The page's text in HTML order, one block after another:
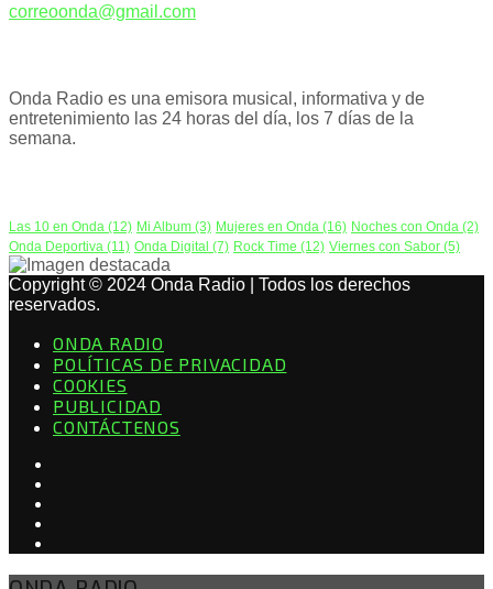
correoonda@gmail.com
Onda Radio es una emisora musical, informativa y de
entretenimiento las 24 horas del día, los 7 días de la
semana.
Las 10 en Onda (12) Mi Album (3) Mujeres en Onda (16) Noches con Onda (2)
Onda Deportiva (11) Onda Digital (7) Rock Time (12) Viernes con Sabor (5)
Copyright © 2024 Onda Radio | Todos los derechos
reservados.
ONDA RADIO
POLÍTICAS DE PRIVACIDAD
COOKIES
PUBLICIDAD
CONTÁCTENOS